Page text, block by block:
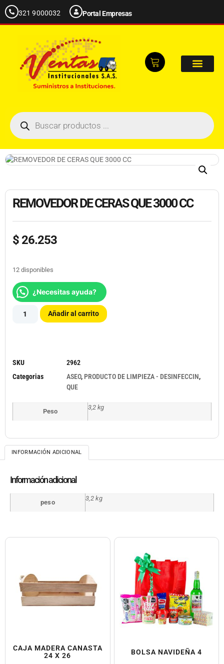
321 9000032 Portal Empresas
REMOVEDOR DE CERAS QUE 3000 CC
$26.253
12 disponibles
¿Necesitas ayuda?
Añadir al carrito
SKU
2962
Categorias
ASEO, PRODUCTO DE LIMPIEZA - DESINFECCIN,
QUE
Peso
3,2 kg
INFORMACIÓN ADICIONAL
Información adicional
peso
3,2 kg
CAJA MADERA CANASTA
24 X 26
BOLSA NAVIDEÑA 4